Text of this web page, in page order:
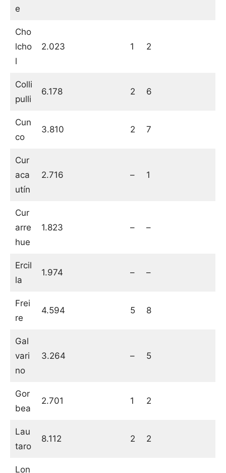
e
Cho
lcho
l
2.023 1 2
Colli
pulli
6.178 2 6
Cun
co
3.810 2 7
Cur
aca
utín
2.716 – 1
Cur
arre
hue
1.823 – –
Ercil
la
1.974 – –
Frei
re
4.594 5 8
Gal
vari
no
3.264 – 5
Gor
bea
2.701 1 2
Lau
taro
8.112 2 2
Lon